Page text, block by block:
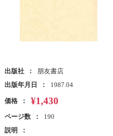
出版社
朋友書店
出版年月日
1987.04
価格 ¥1,430
ページ数
190
説明